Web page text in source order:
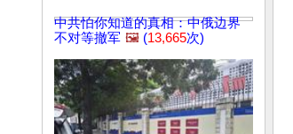
中共怕你知道的真相：中俄边界
不对等撤军 🖼️ (13,665次)